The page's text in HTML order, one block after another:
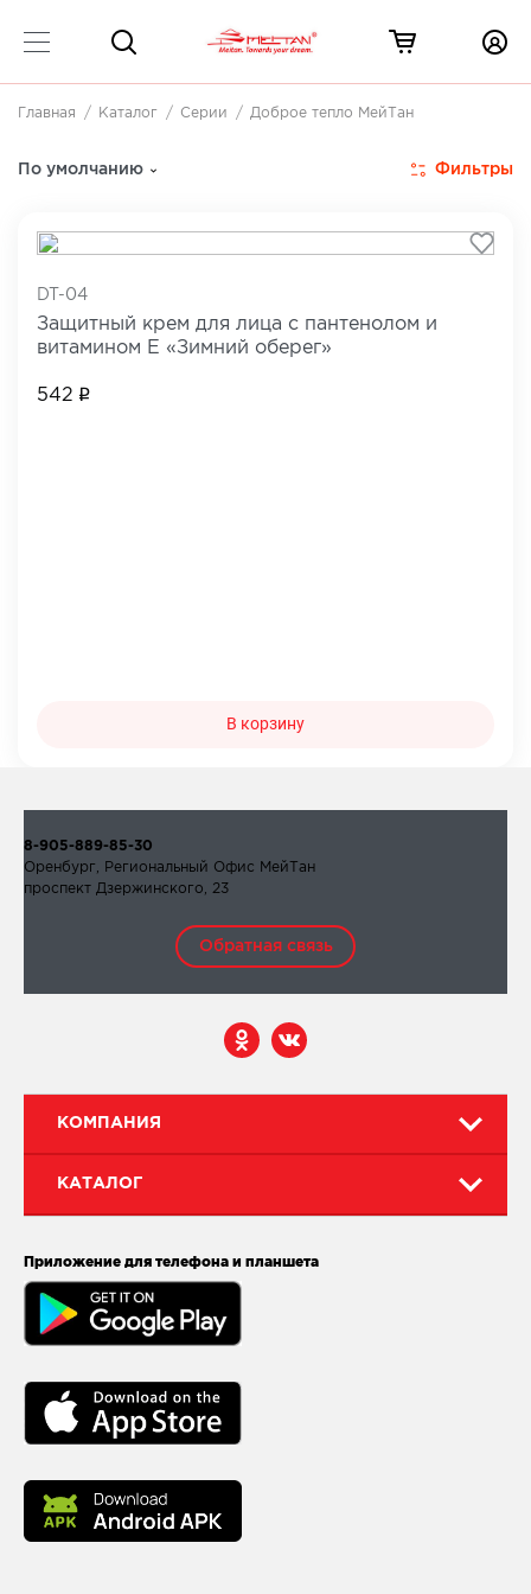
Главная Каталог Серии Доброе тепло МейТан
По умолчанию Фильтры
DT-04
Защитный крем для лица с пантенолом и
витамином Е «Зимний оберег»
542
В корзину
КОМПАНИЯ
КАТАЛОГ
Приложение для телефона и планшета
8-905-889-85-30
Оренбург, Региональный Офис МейТан
проспект Дзержинского, 23
Обратная связь